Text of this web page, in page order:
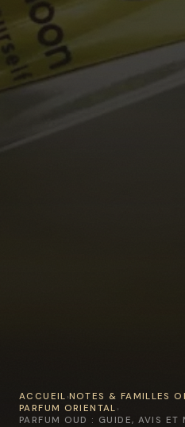
ACCUEIL ›NOTES & FAMILLES
PARFUM ORIENTAL ›
PARFUM OUD : GUIDE, AVIS ET